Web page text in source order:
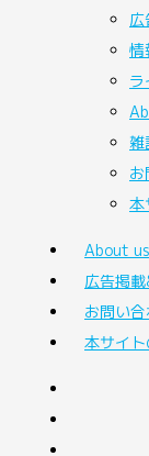
情
ラ
雑
お
本
About us
広告掲
お問い
本サイ